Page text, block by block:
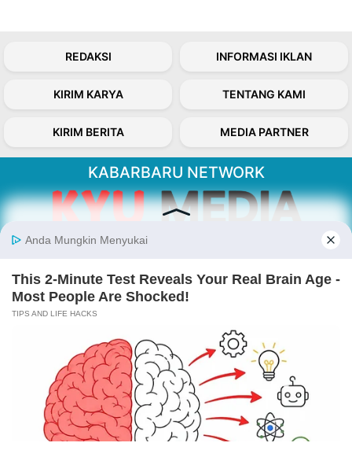
REDAKSI INFORMASI IKLAN
KIRIM KARYA TENTANG KAMI
KIRIM BERITA MEDIA PARTNER
KABARBARU NETWORK
Kabarbaru.co menyajikan berita aktual dan
serta terverifikasi dari sumber yang tepat.
Follow Kabarbaru